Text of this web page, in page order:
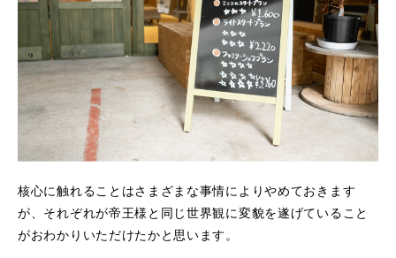
核心に触れることはさまざまな事情によりやめておきます
が、それぞれが帝王様と同じ世界観に変貌を遂げていること
がおわかりいただけたかと思います。